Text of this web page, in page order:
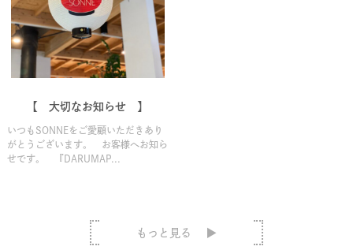
【 大切なお知らせ 】
いつもSONNEをご愛顧いただきあり
がとうございます。 お客様へお知ら
せです。 『DARUMAP...
もっと見る